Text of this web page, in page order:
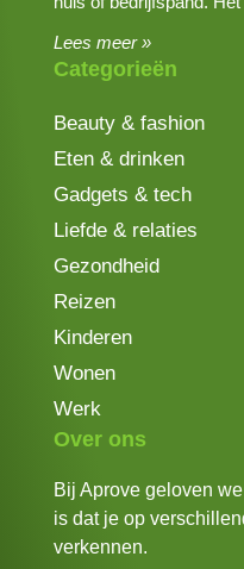
Lees meer »
Categorieën
Beauty & fashion
Eten & drinken
Gadgets & tech
Liefde & relaties
Gezondheid
Reizen
Kinderen
Wonen
Werk
Over ons
Bij Aprove geloven
is dat je op
verkennen.